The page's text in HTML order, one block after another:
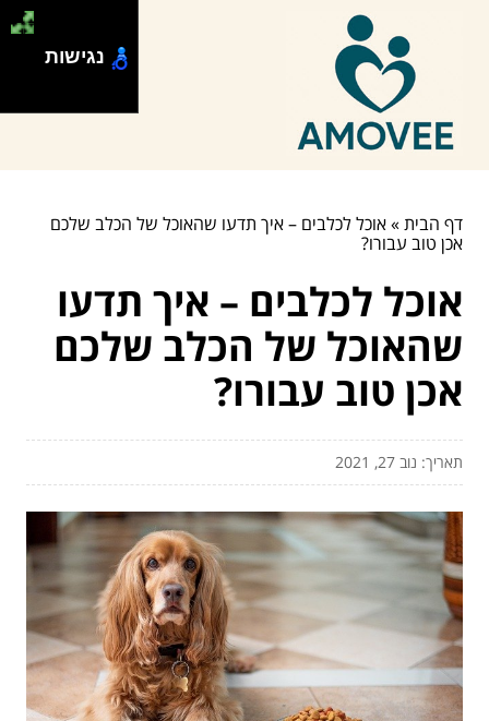
דף הבית»אוכל לכלבים – איך תדעו שהאוכל של הכלב שלכם
אכן טוב עבורו?
אוכל לכלבים – איך תדעו
שהאוכל של הכלב שלכם
אכן טוב עבורו?
תאריך: נוב 27, 2021
נגישות